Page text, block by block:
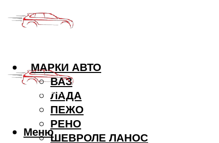
МАРКИ АВТО
ВАЗ
ЛАДА
ПЕЖО
РЕНО
ШЕВРОЛЕ ЛАНОС
Меню